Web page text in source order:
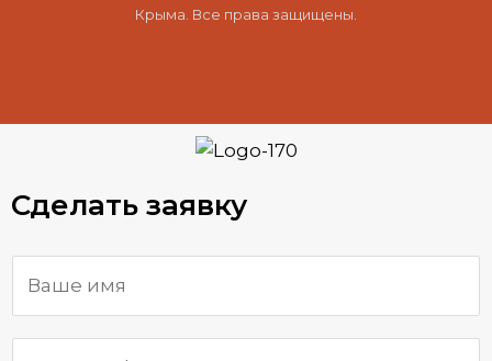
Крыма. Все права защищены.
Сделать заявку